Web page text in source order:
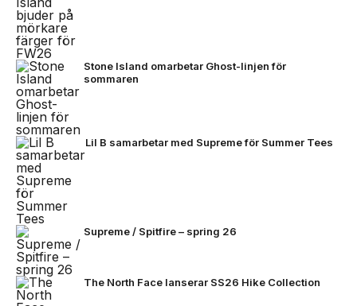
Stone Island omarbetar Ghost-linjen för
sommaren
Lil B samarbetar med Supreme för Summer Tees
Supreme / Spitfire – spring 26
The North Face lanserar SS26 Hike Collection